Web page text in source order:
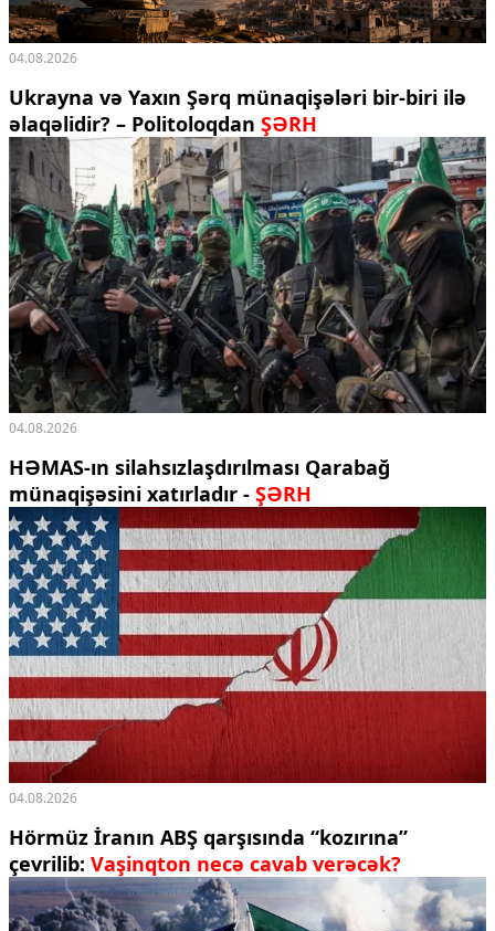
04.08.2026
Ukrayna və Yaxın Şərq münaqişələri bir-biri ilə
əlaqəlidir? – Politoloqdan ŞƏRH
04.08.2026
HƏMAS-ın silahsızlaşdırılması Qarabağ
münaqişəsini xatırladır - ŞƏRH
04.08.2026
Hörmüz İranın ABŞ qarşısında “kozırına”
çevrilib: Vaşinqton necə cavab verəcək?